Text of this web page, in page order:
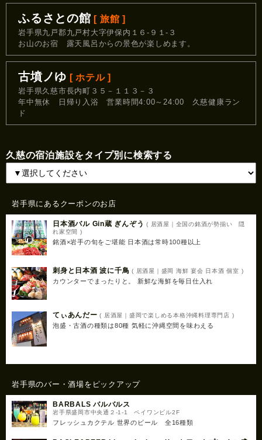
ふるさとの館 [ 旅館 ]
岩手県九戸郡九戸村大字伊保内１６‐９１‐３
お山のお宿 露天風呂からの景色が楽しめます。
古墳ノゆ [ ホテル ]
岩手県久慈市長内町３５－１１３－３
年中無休 日帰り入浴 営業時間4:00～24:00 久慈健康ラン
ド
久慈の宿泊施設をタイプ別に検索する
岩手県にあるクーポンのお店
日本酒バル Gin蔵 ぎんぞう ( 居酒屋｜全国の銘酒が勢揃い 隠
れ家空間 )
銘酒×岩手の旬をご堪能 日本酒は常時100種以上
刺身と日本酒 波に千鳥 ( 居酒屋｜盛岡 海鮮 宴会 日本酒 個室 )
カウンターでまったりと。 新鮮な海鮮を毎日仕入れ
てぃあんだー ( 居酒屋｜盛岡で楽しめる本格沖縄料理専門店 )
泡盛・古酒の種類は80種 気軽に沖縄空間を味わえる
岩手県のバー・酒場をピックアップ
BARBALS バルバルス
岩手県盛岡市中央通２-1-1 ペイワンビル2F
フレッシュカクテル 世界のビール 全16種類